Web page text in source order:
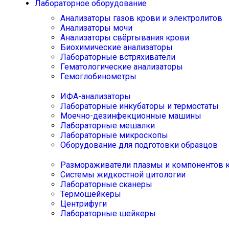
Лабораторное оборудование
Анализаторы газов крови и электролитов
Анализаторы мочи
Анализаторы свёртывания крови
Биохимические анализаторы
Лабораторные встряхиватели
Гематологические анализаторы
Гемоглобинометры
ИФА-анализаторы
Лабораторные инкубаторы и термостаты
Моечно-дезинфекционные машины
Лабораторные мешалки
Лабораторные микроскопы
Оборудование для подготовки образцов
Размораживатели плазмы и компонентов
Системы жидкостной цитологии
Лабораторные сканеры
Термошейкеры
Центрифуги
Лабораторные шейкеры